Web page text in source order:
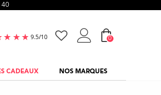
40
0
CADEAUX NOS MARQUES